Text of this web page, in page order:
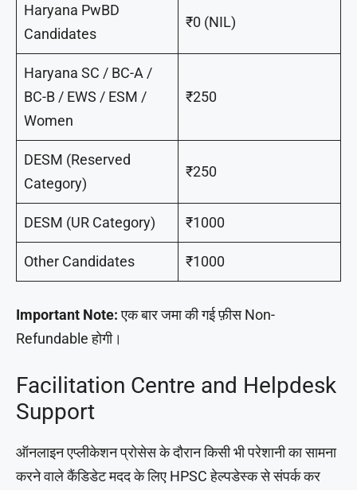
Haryana PwBD
Candidates
₹0 (NIL)
Haryana SC / BC-A /
BC-B / EWS / ESM /
Women
₹250
DESM (Reserved
Category)
₹250
DESM (UR Category) ₹1000
Other Candidates ₹1000
Important Note:एक बार जमा की गई फ़ीस Non-
Refundable होगी।
Facilitation Centre and Helpdesk
Support
ऑनलाइन एप्लीकेशन प्रोसेस के दौरान किसी भी परेशानी का सामना
करने वाले कैंडिडेट मदद के लिए HPSC हेल्पडेस्क से संपर्क कर